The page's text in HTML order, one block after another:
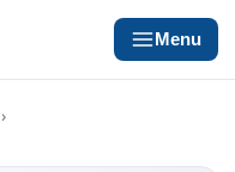
Menu
›